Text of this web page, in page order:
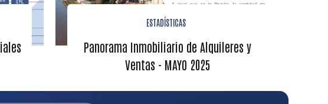
ESTADÍSTICAS
Panorama Inmobiliario de Alquileres y
Ventas - MAYO 2025